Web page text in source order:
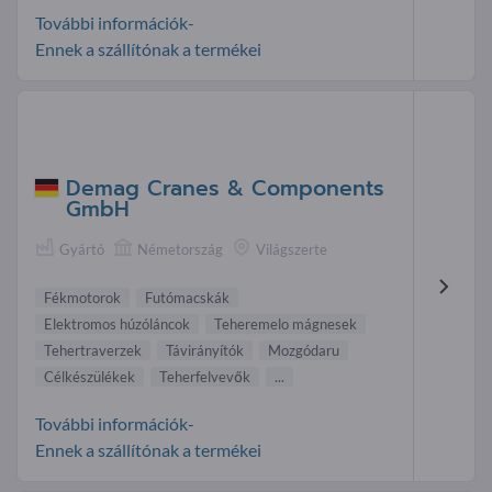
További információk-
Ennek a szállítónak a termékei
Demag Cranes & Components
GmbH
Gyártó Németország Világszerte
Fékmotorok
Futómacskák
Elektromos húzóláncok
Teheremelo mágnesek
Tehertraverzek
Távirányítók
Mozgódaru
Célkészülékek
Teherfelvevők ...
További információk-
Ennek a szállítónak a termékei